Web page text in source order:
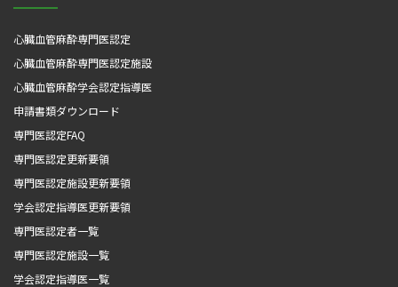
心臓血管麻酔専門医認定
心臓血管麻酔専門医認定施設
心臓血管麻酔学会認定指導医
申請書類ダウンロード
専門医認定FAQ
専門医認定更新要領
専門医認定施設更新要領
学会認定指導医更新要領
専門医認定者一覧
専門医認定施設一覧
学会認定指導医一覧